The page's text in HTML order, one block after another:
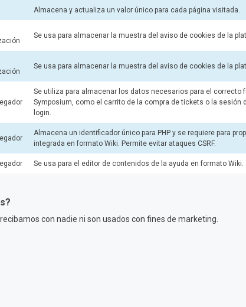
Almacena y actualiza un valor único para cada página visitada.
Se usa para almacenar la muestra del aviso de cookies de la
Se usa para almacenar la muestra del aviso de cookies de la
Se utiliza para almacenar los datos necesarios para el correcto
Symposium, como el carrito de la compra de tickets o la sesión
login.
Almacena un identificador único para PHP y se requiere para
integrada en formato Wiki. Permite evitar ataques CSRF.
Se usa para el editor de contenidos de la ayuda en formato Wiki.
con nadie ni son usados con fines de marketing.